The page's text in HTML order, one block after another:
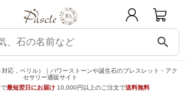
search
応，ベリル）｜パワーストーンや誕生石のブレスレット・アク
セサリー通販サイト
最短翌日にお届け 10,000円以上のご注文で送料無料